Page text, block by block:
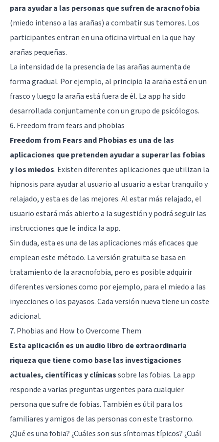
para ayudar a las personas que sufren de aracnofobia
(miedo intenso a las arañas) a combatir sus temores. Los
participantes entran en una oficina virtual en la que hay
arañas pequeñas.
La intensidad de la presencia de las arañas aumenta de
forma gradual. Por ejemplo, al principio la araña está en un
frasco y luego la araña está fuera de él. La app ha sido
desarrollada conjuntamente con un grupo de psicólogos.
6. Freedom from fears and phobias
Freedom from Fears and Phobias es una de las
aplicaciones que pretenden ayudar a superar las fobias
y los miedos. Existen diferentes aplicaciones que utilizan la
hipnosis para ayudar al usuario al usuario a estar tranquilo y
relajado, y esta es de las mejores. Al estar más relajado, el
usuario estará más abierto a la sugestión y podrá seguir las
instrucciones que le indica la app.
Sin duda, esta es una de las aplicaciones más eficaces que
emplean este método. La versión gratuita se basa en
tratamiento de la aracnofobia, pero es posible adquirir
diferentes versiones como por ejemplo, para el miedo a las
inyecciones o los payasos. Cada versión nueva tiene un coste
adicional.
7. Phobias and How to Overcome Them
Esta aplicación es un audio libro de extraordinaria
riqueza que tiene como base las investigaciones
actuales, científicas y clínicassobre las fobias. La app
responde a varias preguntas urgentes para cualquier
persona que sufre de fobias. También es útil para los
familiares y amigos de las personas con este trastorno.
¿Qué es una fobia? ¿Cuáles son sus síntomas típicos? ¿Cuál